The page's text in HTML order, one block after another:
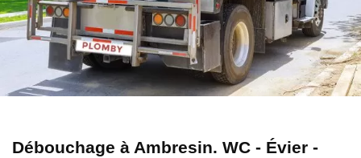
Débouchage à Ambresin. WC - Évier -